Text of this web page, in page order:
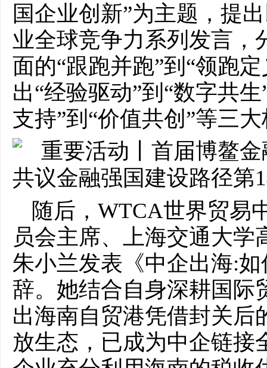
国企业创新”为主题，提
业全球竞争力系列发言，
面的“跟跑并跑”到“领跑
出“经验驱动”到“数字共
支持”到“价值共创”等三
随后，WTCA世界贸易
员会主席、上海交通大
朱小兰发表《中企出海:
辞。她结合自身深耕国际
出海南自贸港凭借封关后
放生态，已成为中企链接